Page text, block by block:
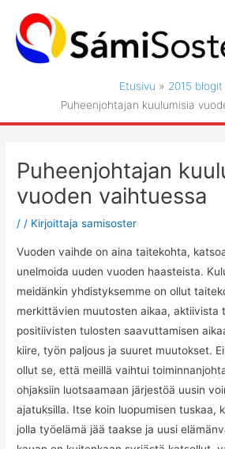
sisältöön
Etusivu
2015 blogit
Puheenjohtajan kuulumisia
Puheenjohtajan
vuoden vaihtuessa
// Kirjoittajasamisoster
Vuoden vaihde on aina taitekohta,
unelmoida uuden vuoden haasteista.
meidänkin yhdistyksemmeon ollut
merkittävien muutosten aikaa, aktiivista
positiivisten tulosten saavuttamisen
kiire, työn paljous ja suuret muutokset.
ollut se, että meillä vaihtui
ohjaksiin luotsaamaan järjestöä uusin
ajatuksilla. Itse koin luopumisen tuskaa,
jolla työelämä jää taakse ja uusi